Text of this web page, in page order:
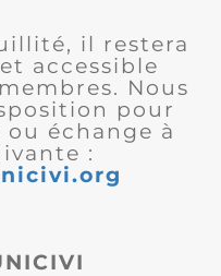
il restera
accessible
Nous
pour
échange à
: